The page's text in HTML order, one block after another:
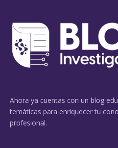
Ahora ya cuentas con un blog
temáticas para enriquecer tu
profesional.